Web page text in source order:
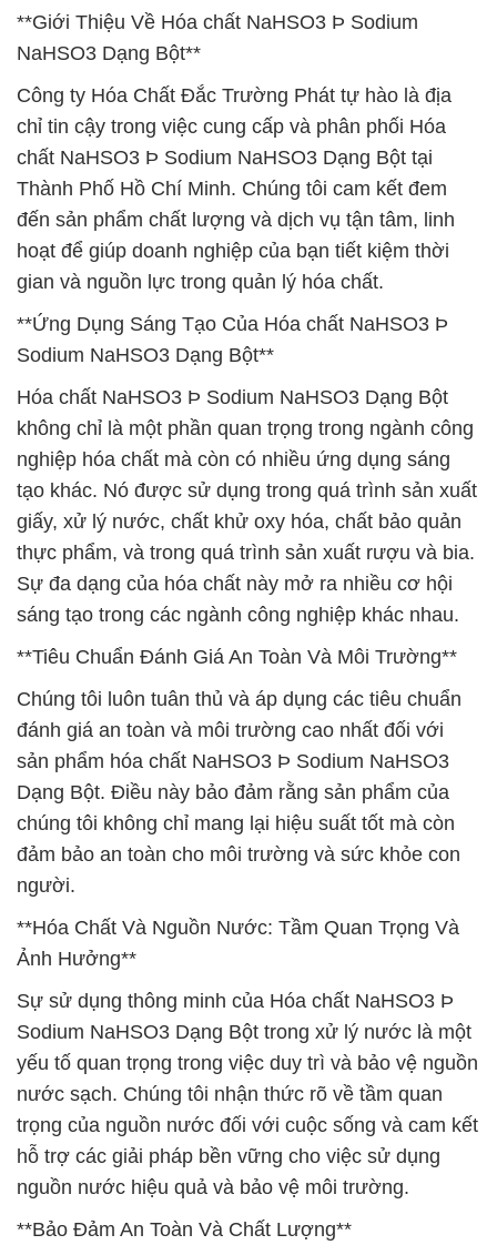
**Giới Thiệu Về Hóa chất NaHSO3 Þ Sodium
NaHSO3 Dạng Bột**
Công ty Hóa Chất Đắc Trường Phát tự hào là địa
chỉ tin cậy trong việc cung cấp và phân phối Hóa
chất NaHSO3 Þ Sodium NaHSO3 Dạng Bột tại
Thành Phố Hồ Chí Minh. Chúng tôi cam kết đem
đến sản phẩm chất lượng và dịch vụ tận tâm, linh
hoạt để giúp doanh nghiệp của bạn tiết kiệm thời
gian và nguồn lực trong quản lý hóa chất.
**Ứng Dụng Sáng Tạo Của Hóa chất NaHSO3 Þ
Sodium NaHSO3 Dạng Bột**
Hóa chất NaHSO3 Þ Sodium NaHSO3 Dạng Bột
không chỉ là một phần quan trọng trong ngành công
nghiệp hóa chất mà còn có nhiều ứng dụng sáng
tạo khác. Nó được sử dụng trong quá trình sản xuất
giấy, xử lý nước, chất khử oxy hóa, chất bảo quản
thực phẩm, và trong quá trình sản xuất rượu và bia.
Sự đa dạng của hóa chất này mở ra nhiều cơ hội
sáng tạo trong các ngành công nghiệp khác nhau.
**Tiêu Chuẩn Đánh Giá An Toàn Và Môi Trường**
Chúng tôi luôn tuân thủ và áp dụng các tiêu chuẩn
đánh giá an toàn và môi trường cao nhất đối với
sản phẩm hóa chất NaHSO3 Þ Sodium NaHSO3
Dạng Bột. Điều này bảo đảm rằng sản phẩm của
chúng tôi không chỉ mang lại hiệu suất tốt mà còn
đảm bảo an toàn cho môi trường và sức khỏe con
người.
**Hóa Chất Và Nguồn Nước: Tầm Quan Trọng Và
Ảnh Hưởng**
Sự sử dụng thông minh của Hóa chất NaHSO3 Þ
Sodium NaHSO3 Dạng Bột trong xử lý nước là một
yếu tố quan trọng trong việc duy trì và bảo vệ nguồn
nước sạch. Chúng tôi nhận thức rõ về tầm quan
trọng của nguồn nước đối với cuộc sống và cam kết
hỗ trợ các giải pháp bền vững cho việc sử dụng
nguồn nước hiệu quả và bảo vệ môi trường.
**Bảo Đảm An Toàn Và Chất Lượng**